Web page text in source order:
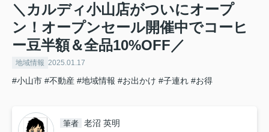
＼カルディ小山店がついにオープ
ン！オープンセール開催中でコーヒ
ー豆半額＆全品10%OFF／
地域情報 2025.01.17
#小山市 #不動産 #地域情報 #お出かけ #子連れ #お得
筆者 老沼 英明